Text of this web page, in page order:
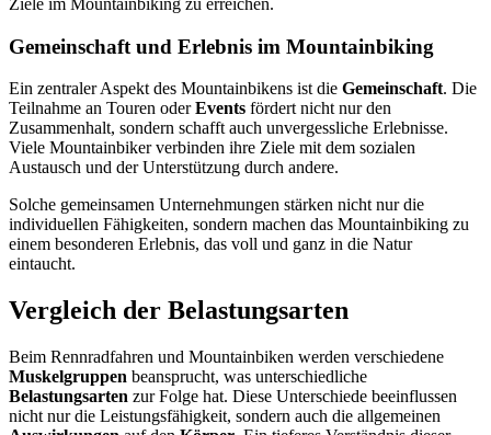
Gemeinschaft und Erlebnis im Mountainbiking
Ein zentraler Aspekt des Mountainbikens ist die Gemeinschaft. Die
Teilnahme an Touren oderEvents fördert nicht nur den
Zusammenhalt, sondern schafft auch unvergessliche Erlebnisse.
Viele Mountainbiker verbinden ihre Ziele mit dem sozialen
Austausch und der Unterstützung durch andere.
Solche gemeinsamen Unternehmungen stärken nicht nur die
individuellen Fähigkeiten, sondern machen das Mountainbiking zu
einem besonderen Erlebnis, das voll und ganz in die Natur
eintaucht.
Vergleich der Belastungsarten
Beim Rennradfahren und Mountainbiken werden verschiedene
Muskelgruppen beansprucht, was unterschiedliche
Belastungsarten zur Folge hat. Diese Unterschiede beeinflussen
nicht nur die Leistungsfähigkeit, sondern auch die allgemeinen